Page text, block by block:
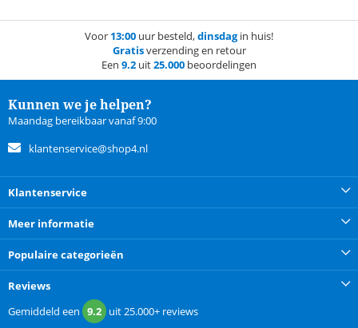
Voor 13:00 uur besteld,dinsdagin huis!
Gratisverzending en retour
Een 9.2 uit25.000 beoordelingen
Kunnen we je helpen?
Maandag bereikbaar vanaf 9:00
klantenservice@shop4.nl
Klantenservice
Meer informatie
Populaire categorieën
Reviews
Gemiddeld een 9.2 uit25.000+ reviews